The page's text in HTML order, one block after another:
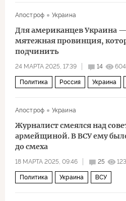
Апостроф Украина
Для американцев Украина
мятежная провинция,
подчинить
24 МАРТА 2025, 17:39 14
Политика Россия Украина
Апостроф
Украина
Журналист смеялся над
армейщиной. В ВСУ ему
до смеха
18 МАРТА 2025, 09:46 25
Политика Украина ВСУ